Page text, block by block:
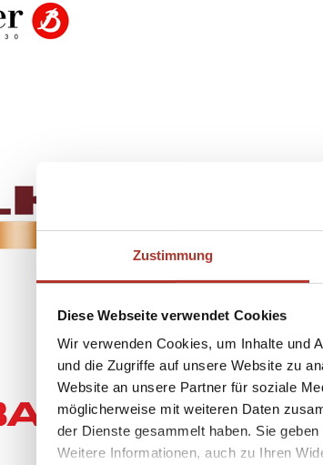
Zustimmung
Diese Webseite verwendet Cookies
Wir verwenden Cookies, um Inhalte und
und die Zugriffe auf unsere Website zu
Website an unsere Partner für soziale
möglicherweise mit weiteren Daten
der Dienste gesammelt haben. Sie
Weitere Informationen, auch zu Ihren